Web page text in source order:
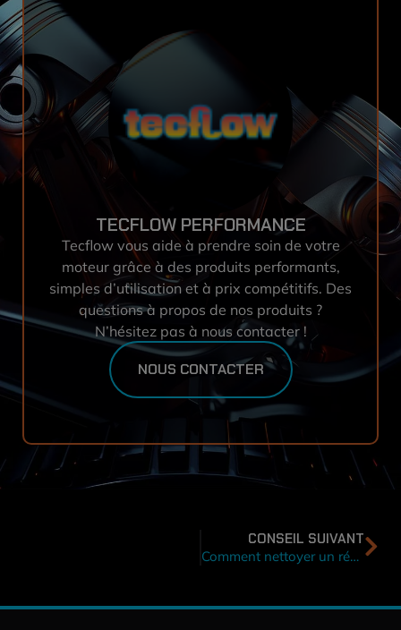
TECFLOW PERFORMANCE
Tecflow vous aide à prendre soin de votre
moteur grâce à des produits performants,
simples d’utilisation et à prix compétitifs. Des
questions à propos de nos produits ?
N’hésitez pas à nous contacter !
NOUS CONTACTER
CONSEIL SUIVANT
Comment nettoyer un réservoir de gasoil ou essence sans le démonter